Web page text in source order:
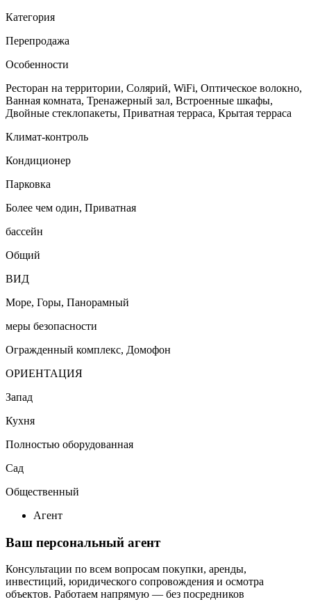
Категория
Перепродажа
Особенности
Ресторан на территории, Солярий, WiFi, Оптическое волокно,
Ванная комната, Тренажерный зал, Встроенные шкафы,
Двойные стеклопакеты, Приватная терраса, Крытая терраса
Климат-контроль
Кондиционер
Парковка
Более чем один, Приватная
бассейн
Общий
ВИД
Море, Горы, Панорамный
меры безопасности
Огражденный комплекс, Домофон
ОРИЕНТАЦИЯ
Запад
Кухня
Полностью оборудованная
Сад
Общественный
Агент
Ваш персональный агент
Консультации по всем вопросам покупки, аренды,
инвестиций, юридического сопровождения и осмотра
объектов. Работаем напрямую — без посредников